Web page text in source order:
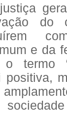
do
e da
termo
positiva,